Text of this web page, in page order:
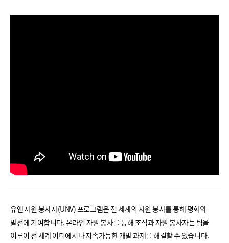
유엔 자원 봉사자(UNV) 프로그램은 전 세계의 자원 봉사를 통해 평화와
발전에 기여합니다. 온라인 자원 봉사를 통해 조직과 자원 봉사자는 팀을
이루어 전 세계 어디에서나 지속가능한 개발 과제를 해결할 수 있습니다.